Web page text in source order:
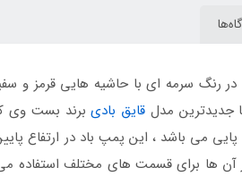
رنگ سرمه ای با حاشیه هایی قرمز و
جدیدترین مدل قایق بادیبرند بست وی
می باشد ، این پمپ باد در ارتفاع
آن ها برای قسمت های مختلف